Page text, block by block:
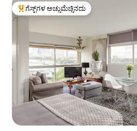
ಗೆಸ್ಟ್‌ಗಳಿಗೆ ಅತಿ ಹೆಚ್ಚು ಅಚ್ಚುಮೆಚ್ಚಿನದು
ಗೆಸ್ಟ್‌ಗಳ ಅಚ್ಚುಮೆಚ್ಚಿನದು